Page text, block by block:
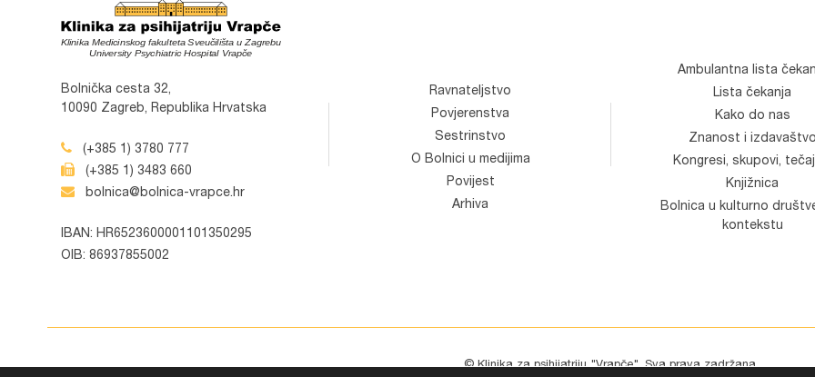
Bolnička cesta 32,
10090 Zagreb, Republika Hrvatska
(+385 1) 3780 777
(+385 1) 3483 660
bolnica@bolnica-vrapce.hr
IBAN: HR6523600001101350295
OIB: 86937855002
Ravnateljstvo
Povjerenstva
Sestrinstvo
O Bolnici u medijima
Povijest
Arhiva
Ambulantna lista
Lista čekanja
Kako do nas
Znanost i izdavaštvo
Kongresi, skupovi,
Knjižnica
Bolnica u kulturno
kontekstu
© Klinika za psihijatriju "Vrapče". Sva prava zadržana.